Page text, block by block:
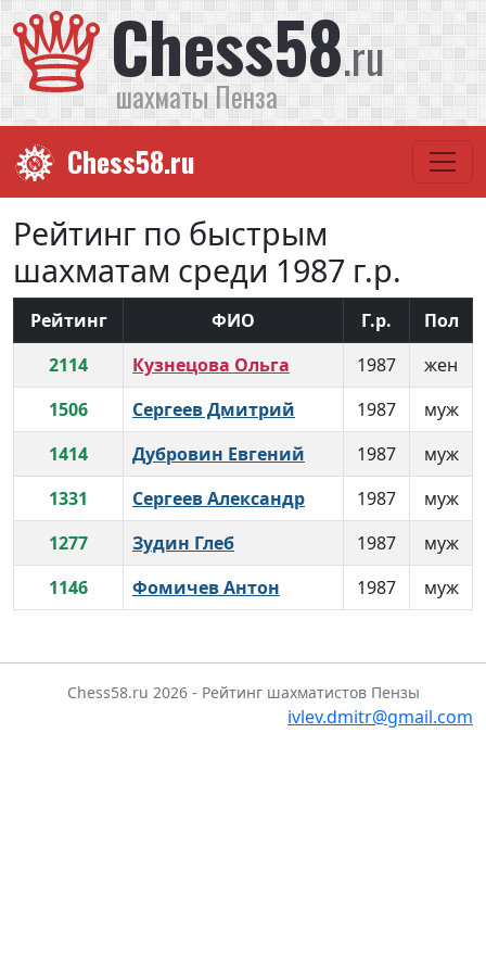
Chess58.ru
шахматы Пенза
Chess58.ru
Рейтинг по быстрым
шахматам среди 1987 г.р.
Рейтинг ФИО Г.р.
Пол
2114
Кузнецова Ольга 1987
жен
1506
Сергеев Дмитрий 1987
муж
1414
Дубровин Евгений 1987
муж
1331
Сергеев Александр 1987
муж
1277
Зудин Глеб 1987
муж
1146
Фомичев Антон 1987 муж
Chess58.ru 2026 - Рейтинг шахматистов Пензы
ivlev.dmitr@gmail.com